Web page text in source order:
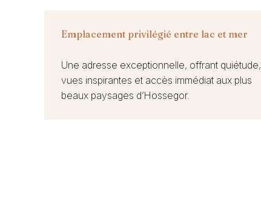
Emplacement privilégié entre lac et mer
Une adresse exceptionnelle, offrant quiétude,
vues inspirantes et accès immédiat aux plus
beaux paysages d’Hossegor.